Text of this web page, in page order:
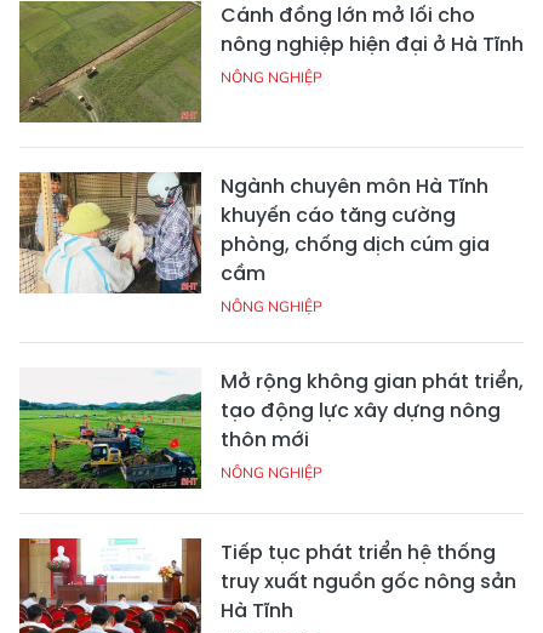
Cánh đồng lớn mở lối cho
nông nghiệp hiện đại ở Hà Tĩnh
NÔNG NGHIỆP
Ngành chuyên môn Hà Tĩnh
khuyến cáo tăng cường
phòng, chống dịch cúm gia
cầm
NÔNG NGHIỆP
Mở rộng không gian phát triển,
tạo động lực xây dựng nông
thôn mới
NÔNG NGHIỆP
Tiếp tục phát triển hệ thống
truy xuất nguồn gốc nông sản
Hà Tĩnh